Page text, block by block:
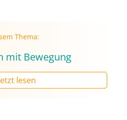
Thema:
mit Bewegung
lesen